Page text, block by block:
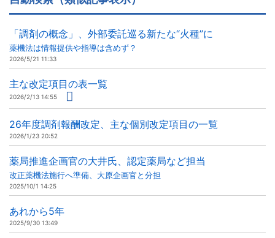
「調剤の概念」、外部委託巡る新たな“火種”に
薬機法は情報提供や指導は含めず？
2026/5/21 11:33
主な改定項目の表一覧
2026/2/13 14:55
26年度調剤報酬改定、主な個別改定項目の一覧
2026/1/23 20:52
薬局推進企画官の大井氏、認定薬局など担当
改正薬機法施行へ準備、大原企画官と分担
2025/10/1 14:25
あれから5年
2025/9/30 13:49